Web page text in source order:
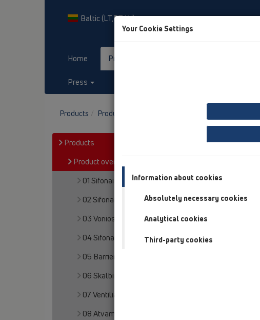
Baltic (LT,ET,LV)
Home Products
Press
Products Product overview
Products
Product overview
01 Sifonai plautuvėms
02 Sifonai praustuvams
03 Vonios
04 Sifonai dušo padėklams
05 Barriere-free showers
06 Skalbimo ir indų plovimo mašinos
07 Ventiliacija ir oro kondicionavimas (VOK)
08 Atvamzdžiai klozetams
Your Cookie Settings
Information about cookies
Absolutely necessary cookies
Analytical cookies
Third-party cookies